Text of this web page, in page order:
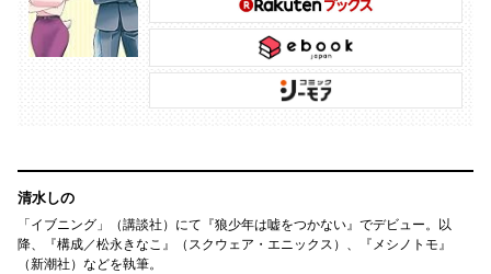
清水しの
「イブニング」（講談社）にて『狼少年は嘘をつかない』でデビュー。以
降、『構成／松永きなこ』（スクウェア・エニックス）、『メシノトモ』
（新潮社）などを執筆。